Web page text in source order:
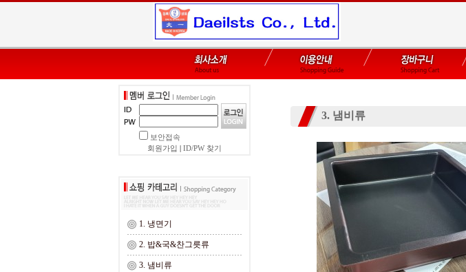
보안접속
회원가입
ID/PW 찾기
1. 냉면기
2. 밥&국&찬그릇류
3. 냄비류
3. 냄비류